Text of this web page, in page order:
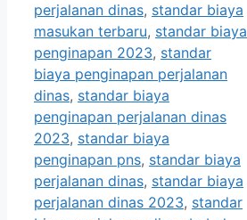
perjalanan dinas, standar biaya
masukan terbaru, standar biaya
penginapan 2023, standar
biaya penginapan perjalanan
dinas, standar biaya
penginapan perjalanan dinas
2023, standar biaya
penginapan pns, standar biaya
perjalanan dinas, standar biaya
perjalanan dinas 2023, standar